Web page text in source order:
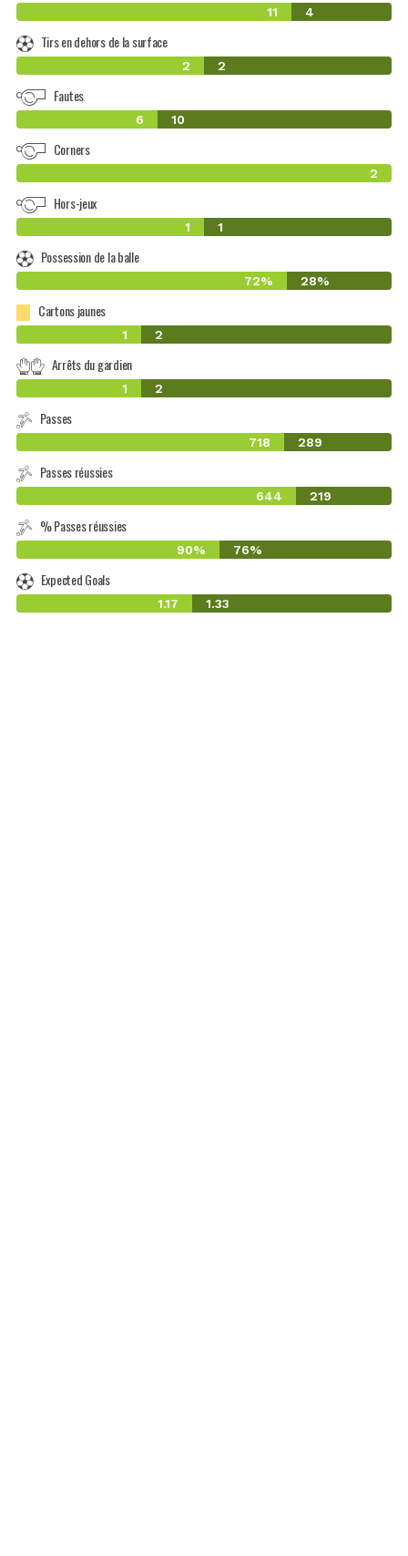
11 4
Tirs en dehors de la surface
2 2
Fautes
6 10
Corners
2
Hors-jeux
1 1
Possession de la balle
72% 28%
Cartons jaunes
1 2
Arrêts du gardien
1 2
Passes
718 289
Passes réussies
644 219
% Passes réussies
90% 76%
Expected Goals
1.17 1.33